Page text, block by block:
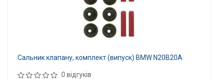
Сальник клапану, комплект (випуск) BMW N20B20A
0 відгуків